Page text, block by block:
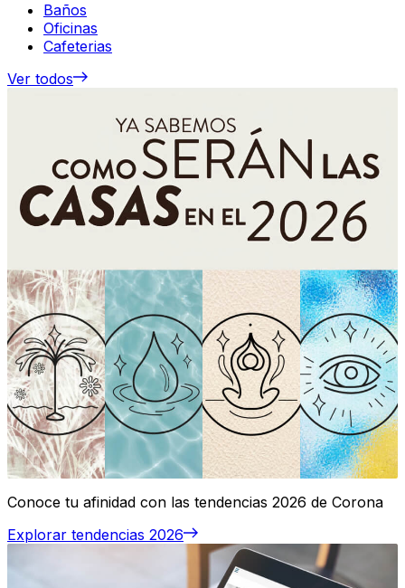
Baños
Oficinas
Cafeterias
Ver todos
Conoce tu afinidad con las tendencias 2026 de Corona
Explorar tendencias 2026